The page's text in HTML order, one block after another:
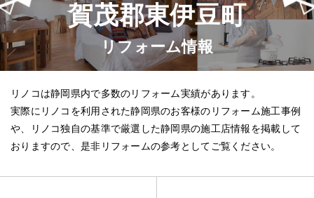
賀茂郡東伊豆町
リフォーム情報
リノコは静岡県内で多数のリフォーム実績があります。
実際にリノコを利用された静岡県のお客様のリフォーム施工事例
や、リノコ独自の基準で厳選した静岡県の施工店情報を掲載して
おりますので、是非リフォームの参考としてご覧ください。